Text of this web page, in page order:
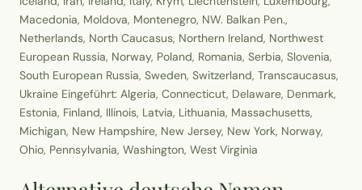
Macedonia, Moldova, Montenegro, NW. Balkan Pen.,
Netherlands, North Caucasus, Northern Ireland, Northwest
European Russia, Norway, Poland, Romania, Serbia, Slovenia,
South European Russia, Sweden, Switzerland, Transcaucasus,
Ukraine Eingeführt: Algeria, Connecticut, Delaware, Denmark,
Estonia, Finland, Illinois, Latvia, Lithuania, Massachusetts,
Michigan, New Hampshire, New Jersey, New York, Norway,
Ohio, Pennsylvania, Washington, West Virginia